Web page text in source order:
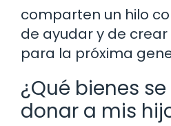
comparten un hilo
de ayudar y de
para la próxima
¿Qué bienes
donar a mis